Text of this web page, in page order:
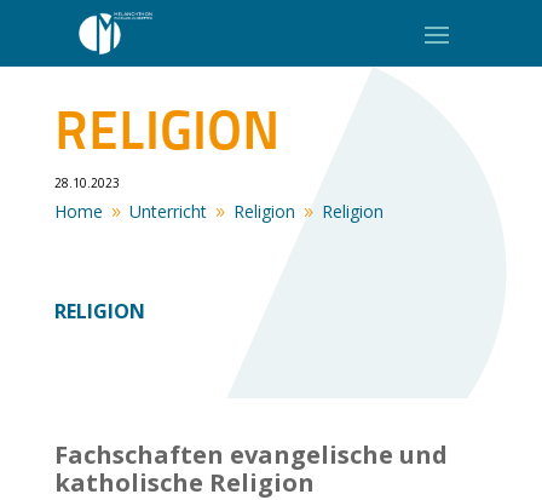
RELIGION
28.10.2023
Home 9 Unterricht 9 Religion 9 Religion
RELIGION
Fachschaften evangelische und
katholische Religion